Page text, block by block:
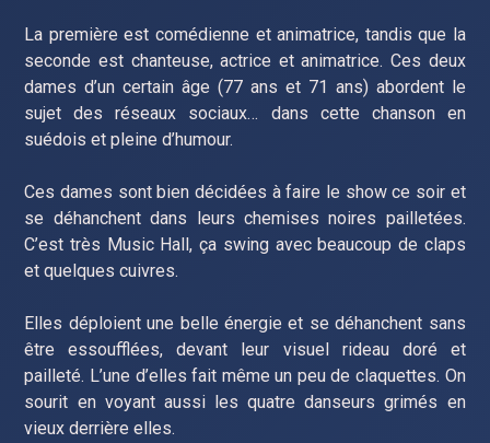
La première est comédienne et animatrice, tandis que la
seconde est chanteuse, actrice et animatrice. Ces deux
dames d’un certain âge (77 ans et 71 ans) abordent le
sujet des réseaux sociaux… dans cette chanson en
suédois et pleine d’humour.
Ces dames sont bien décidées à faire le show ce soir et
se déhanchent dans leurs chemises noires pailletées.
C’est très Music Hall, ça swing avec beaucoup de claps
et quelques cuivres.
Elles déploient une belle énergie et se déhanchent sans
être essoufflées, devant leur visuel rideau doré et
pailleté. L’une d’elles fait même un peu de claquettes. On
sourit en voyant aussi les quatre danseurs grimés en
vieux derrière elles.